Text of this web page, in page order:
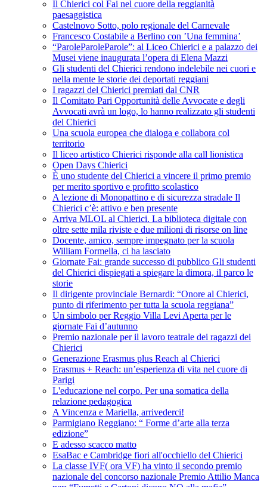
Il Chierici col Fai nel cuore della reggianità
paesaggistica
Castelnovo Sotto, polo regionale del Carnevale
Francesco Costabile a Berlino con ’Una femmina’
“ParoleParoleParole”: al Liceo Chierici e a palazzo dei
Musei viene inaugurata l’opera di Elena Mazzi
Gli studenti del Chierici rendono indelebile nei cuori e
nella mente le storie dei deportati reggiani
I ragazzi del Chierici premiati dal CNR
Il Comitato Pari Opportunità delle Avvocate e degli
Avvocati avrà un logo, lo hanno realizzato gli studenti
del Chierici
Una scuola europea che dialoga e collabora col
territorio
Il liceo artistico Chierici risponde alla call lionistica
Open Days Chierici
È uno studente del Chierici a vincere il primo premio
per merito sportivo e profitto scolastico
A lezione di Monopattino e di sicurezza stradale Il
Chierici c’è: attivo e ben presente
Arriva MLOL al Chierici. La biblioteca digitale con
oltre sette mila riviste e due milioni di risorse on line
Docente, amico, sempre impegnato per la scuola
William Formella, ci ha lasciato
Giornate Fai: grande successo di pubblico Gli studenti
del Chierici dispiegati a spiegare la dimora, il parco le
storie
Il dirigente provinciale Bernardi: “Onore al Chierici,
punto di riferimento per tutta la scuola reggiana”
Un simbolo per Reggio Villa Levi Aperta per le
giornate Fai d’autunno
Premio nazionale per il lavoro teatrale dei ragazzi dei
Chierici
Generazione Erasmus plus Reach al Chierici
Erasmus + Reach: un’esperienza di vita nel cuore di
Parigi
L'educazione nel corpo. Per una somatica della
relazione pedagogica
A Vincenza e Mariella, arrivederci!
Parmigiano Reggiano: “ Forme d’arte alla terza
edizione”
E adesso scacco matto
EsaBac e Cambridge fiori all'occhiello del Chierici
La classe IVF( ora VF) ha vinto il secondo premio
nazionale del concorso nazionale Premio Attilio Manca